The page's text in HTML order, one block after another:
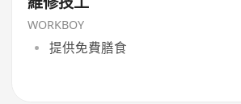
WORKBOY
提供免費膳食